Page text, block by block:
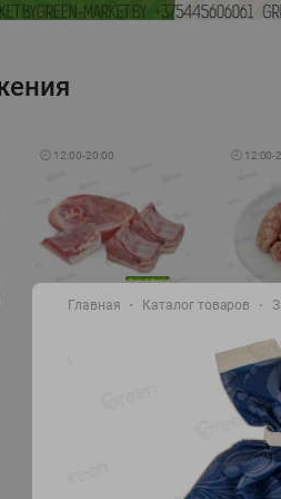
🕘 12:00-20:00 🕘 12:00-
-17%
9.99
11.99
охлажд
Главная Каталог товаров